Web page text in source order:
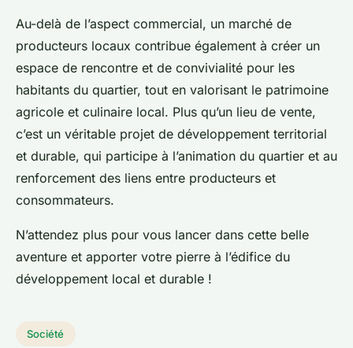
Au-delà de l’aspect commercial, un marché de
producteurs locaux contribue également à créer un
espace de rencontre et de convivialité pour les
habitants du quartier, tout en valorisant le patrimoine
agricole et culinaire local. Plus qu’un lieu de vente,
c’est un véritable projet de développement territorial
et durable, qui participe à l’animation du quartier et au
renforcement des liens entre producteurs et
consommateurs.
N’attendez plus pour vous lancer dans cette belle
aventure et apporter votre pierre à l’édifice du
développement local et durable !
Société